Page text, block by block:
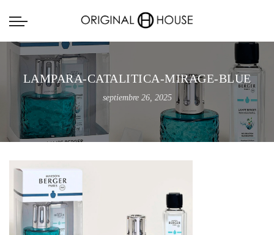
LAMPARA-CATALITICA-MIRAGE-BLUE
septiembre 26, 2025